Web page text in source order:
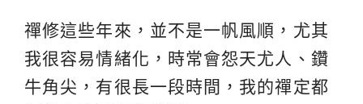
禪修這些年來，並不是一帆風順，尤其
我很容易情緒化，時常會怨天尤人、鑽
牛角尖，有很長一段時間，我的禪定都